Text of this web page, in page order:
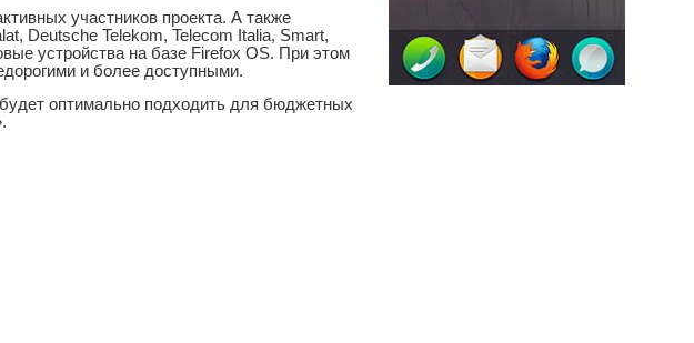
участников проекта. А также
Deutsche Telekom, Telecom Italia, Smart,
устройства на базе Firefox OS. При этом
и более доступными.
оптимально подходить для бюджетных